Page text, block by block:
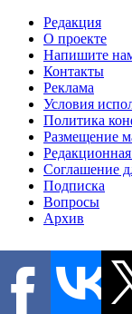
Редакция
О проекте
Напишите
Контакты
Реклама
Условия
Политика
Размещение
Соглашение
Подписка
Вопросы
Архив
Все права
аналитический